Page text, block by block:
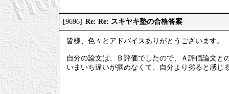
[9696] Re: Re: スキヤキ塾の合格答案
皆様、色々とアドバイスありがとうございます。
自分の論文は、Ｂ評価でしたので、Ａ評価論文と
いまいち違いが掴めなくて、自分より劣ると感